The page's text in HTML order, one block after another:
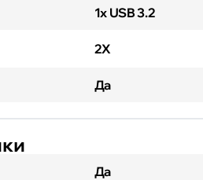
1x USB 3.2
2X
Да
Да